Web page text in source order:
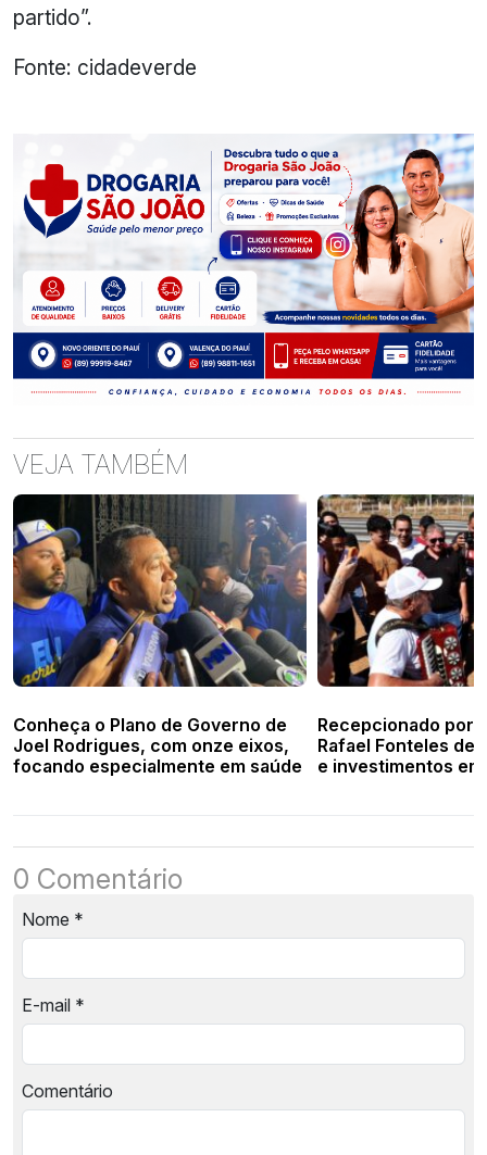
partido”.
Fonte: cidadeverde
VEJA TAMBÉM
Conheça o Plano de Governo de
Joel Rodrigues, com onze eixos,
focando especialmente em saúde
Recepcionado por
Rafael Fonteles
e investimentos
0 Comentário
Nome *
E-mail *
Comentário